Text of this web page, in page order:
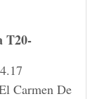
T20-
Carmen De